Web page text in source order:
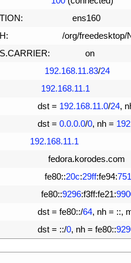
:
ens160
: /org/freedesktop/
.CARRIER:
on
192.168.11.83/24
192.168.11.1
dst = 192.168.11.0/24,
dst = 0.0.0.0/0, nh =
192.168.11.1
fedora.korodes.com
fe80::20c:29ff:fe94:
fe80::9296:f3ff:fe21:
dst = fe80::/64, nh = ::,
dst = ::/0, nh = fe80::